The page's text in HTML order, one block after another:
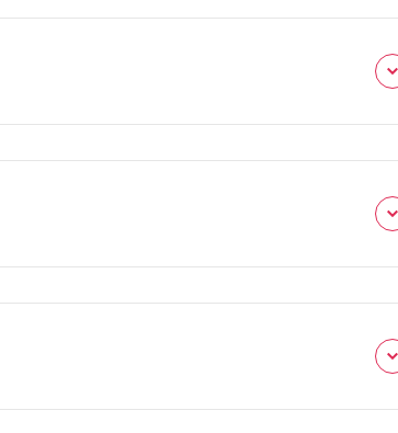
場合があります。
は、在庫状況や混雑状況によって、異なりますので
伝えいたします。修理費用はiPhoneの機種や修理
いただいた当日～翌日までにはご返送させていた
なお見積もりが可能ですので「WEB予約」から店
対応もいたしております。